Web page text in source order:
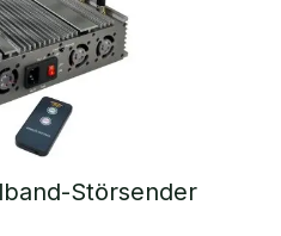
Störsender